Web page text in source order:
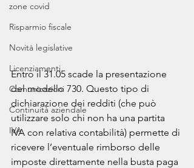
zone covid
Risparmio fiscale
Novità legislative
Licenziamenti
Comunicazioni
Continuità aziendale
IVA
Entro il 31.05 scade la presentazione
del modello 730. Questo tipo di
dichiarazione dei redditi (che può
utilizzare solo chi non ha una partita
IVA con relativa contabilità) permette di
ricevere l’eventuale rimborso delle
imposte direttamente nella busta paga